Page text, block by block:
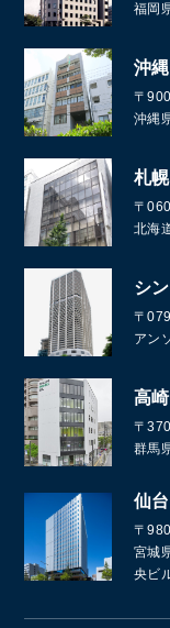
福岡
沖
〒
沖縄
札
〒
北海
シ
〒
アン
高
〒
群馬
仙
〒
宮城
央ビ